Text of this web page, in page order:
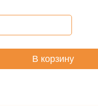
В корзину